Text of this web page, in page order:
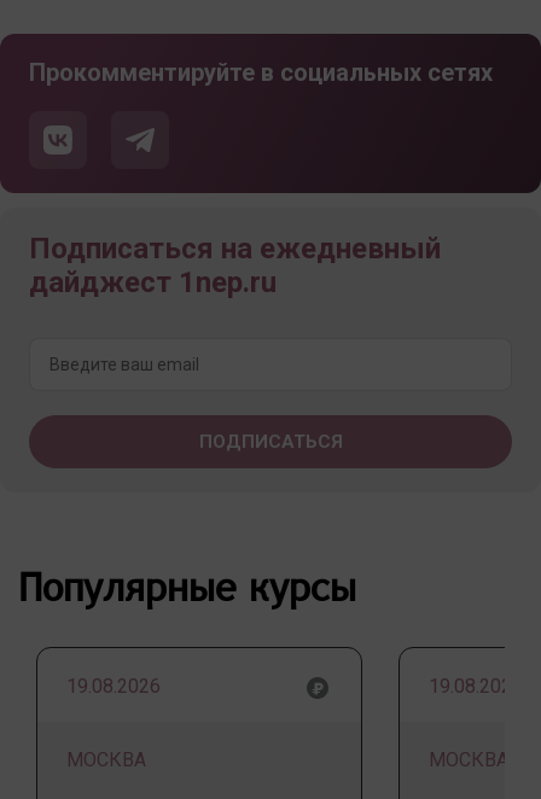
Прокомментируйте в социальных сетях
Подписаться на ежедневный
дайджест 1nep.ru
Популярные курсы
19.08.2026
МОСКВА
19.08.2026
МОСКВА